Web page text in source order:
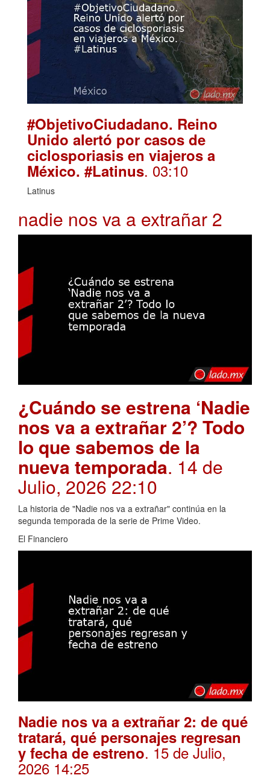
#ObjetivoCiudadano. Reino
Unido alertó por casos de
ciclosporiasis en viajeros a
México. #Latinus. 03:10
Latinus
nadie nos va a extrañar 2
¿Cuándo se estrena ‘Nadie
nos va a extrañar 2’? Todo
lo que sabemos de la
nueva temporada. 14 de
Julio, 2026 22:10
La historia de "Nadie nos va a extrañar" continúa en la
segunda temporada de la serie de Prime Video.
El Financiero
Nadie nos va a extrañar 2: de qué
tratará, qué personajes regresan
y fecha de estreno. 15 de Julio,
2026 14:25